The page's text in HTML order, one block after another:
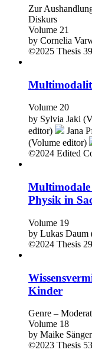
Zur
Diskurs
Volume 21
by Cornelia
©2025 Thesis
Volume 20
by Sylvia Jaki
editor)
Jana
(Volume editor)
©2024 Edited
Multimodale
Physik in
Volume 19
by Lukas Daum
©2024 Thesis
Kinder
Genre –
Volume 18
by Maike
©2023 Thesis